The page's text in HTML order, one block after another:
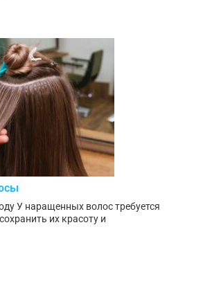
У наращенных волос требуется
их красоту и